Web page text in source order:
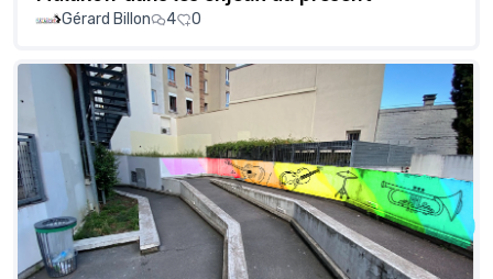
Gérard Billon 4 0